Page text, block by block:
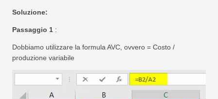
Soluzione:
Passaggio 1 :
Dobbiamo utilizzare la formula AVC, ovvero = Costo /
produzione variabile